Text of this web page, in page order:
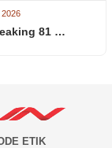
2026
81 …
ETIK